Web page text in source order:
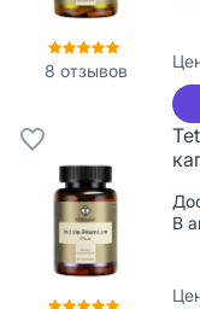
8 отзывов
В